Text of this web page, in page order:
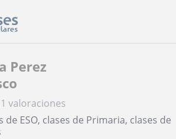
Perez
1 valoraciones
de ESO, clases de Primaria, clases de